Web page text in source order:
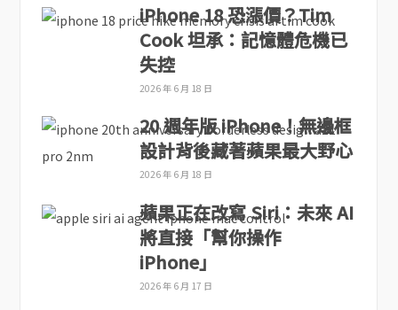
iPhone 18 恐漲價？Tim
Cook 坦承：記憶體危機已
失控
2026 年 6 月 18 日
20 週年版 iPhone！無邊框
設計背後藏著蘋果最大野心
2026 年 6 月 18 日
蘋果正在改寫 Siri：未來 AI
將直接「幫你操作
iPhone」
2026 年 6 月 17 日